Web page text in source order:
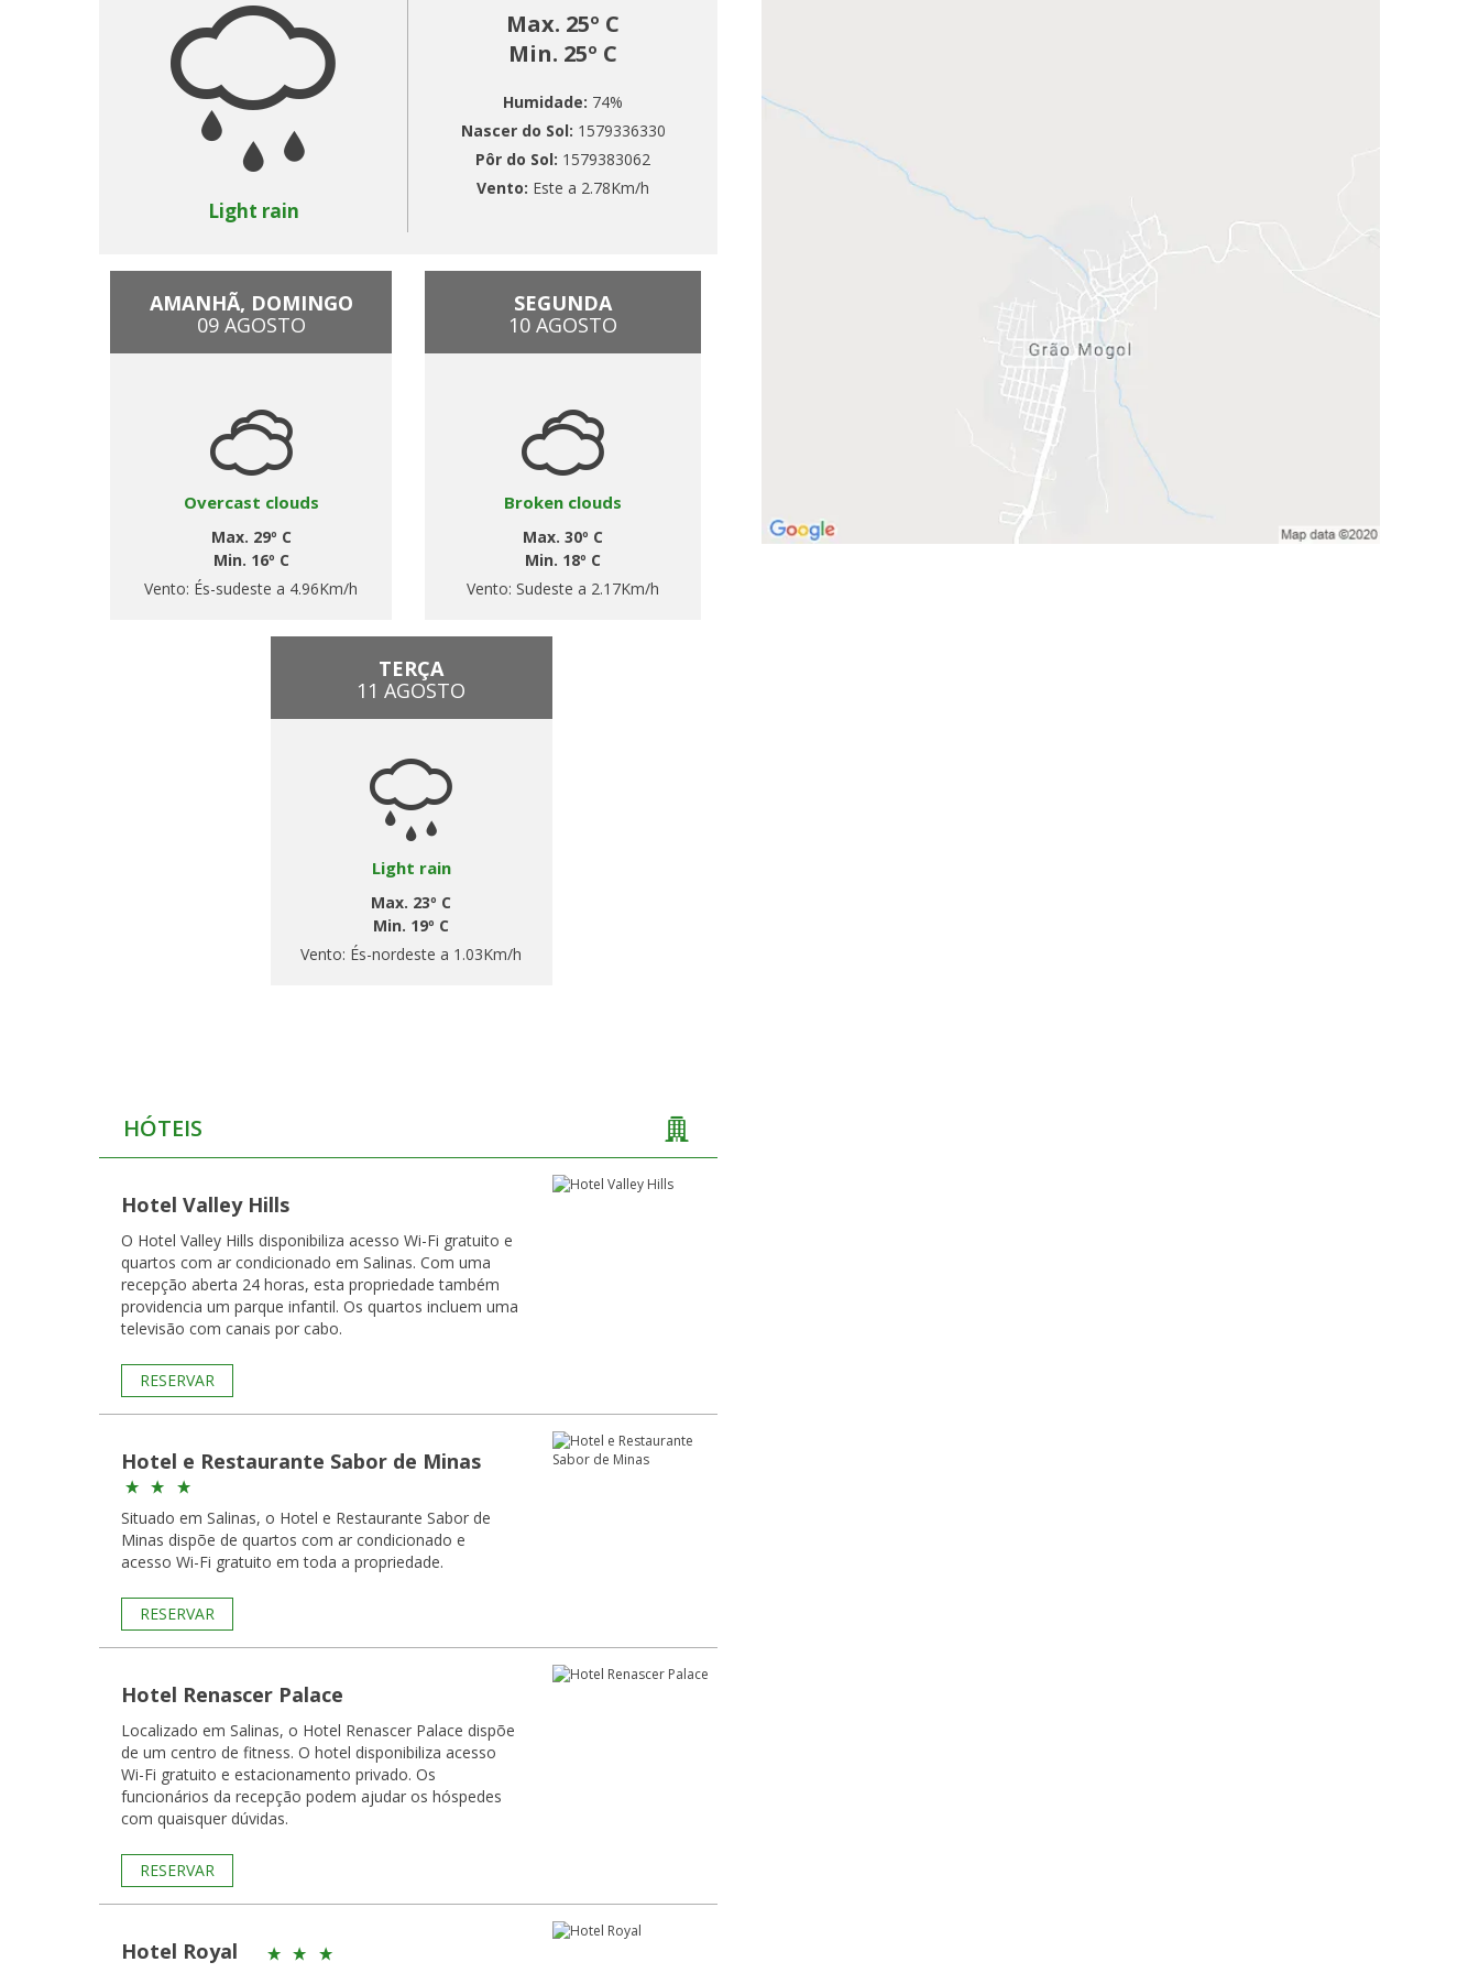
Light rain
Max. 25º C
Min. 25º C
Humidade: 74%
Nascer do Sol: 1579336330
Pôr do Sol: 1579383062
Vento: Este a 2.78Km/h
AMANHÃ, DOMINGO
09 AGOSTO
Overcast clouds
Max. 29º C
Min. 16º C
Vento: És-sudeste a 4.96Km/h
SEGUNDA
10 AGOSTO
Broken clouds
Max. 30º C
Min. 18º C
Vento: Sudeste a 2.17Km/h
TERÇA
11 AGOSTO
Light rain
Max. 23º C
Min. 19º C
Vento: És-nordeste a 1.03Km/h
HÓTEIS
Hotel Valley Hills
O Hotel Valley Hills disponibiliza acesso Wi-Fi gratuito e
quartos com ar condicionado em Salinas. Com uma
recepção aberta 24 horas, esta propriedade também
providencia um parque infantil. Os quartos incluem uma
televisão com canais por cabo.
RESERVAR
Hotel e Restaurante Sabor de Minas
Situado em Salinas, o Hotel e Restaurante Sabor de
Minas dispõe de quartos com ar condicionado e
acesso Wi-Fi gratuito em toda a propriedade.
RESERVAR
Hotel Renascer Palace
Localizado em Salinas, o Hotel Renascer Palace dispõe
de um centro de fitness. O hotel disponibiliza acesso
Wi-Fi gratuito e estacionamento privado. Os
funcionários da recepção podem ajudar os hóspedes
com quaisquer dúvidas.
RESERVAR
Hotel Royal